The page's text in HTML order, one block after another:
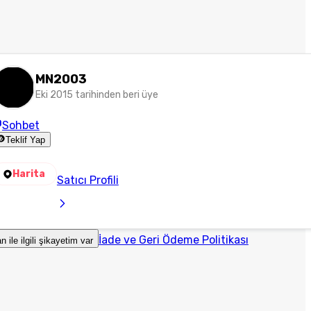
MN2003
Eki 2015 tarihinden beri üye
Sohbet
Teklif Yap
Harita Satıcı Profili
ile ilgili şikayetim var İade ve Geri Ödeme Politikası